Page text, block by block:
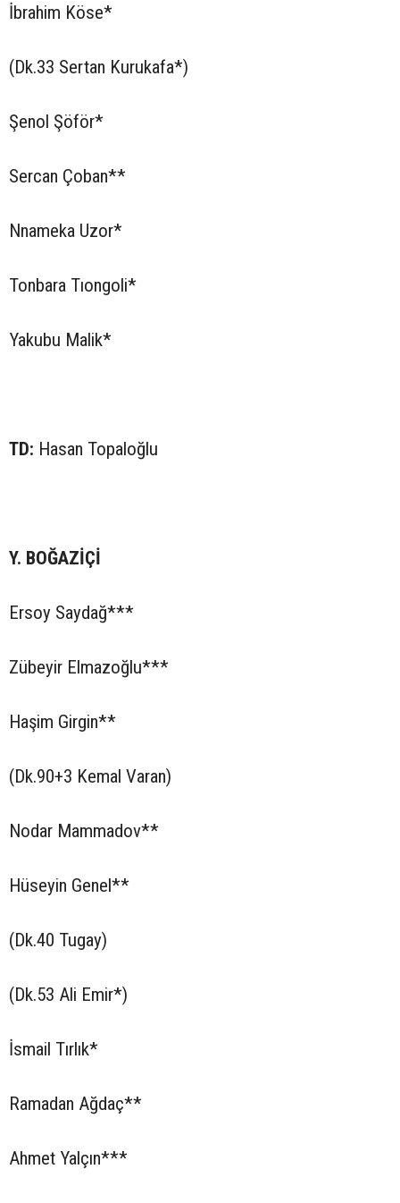
İbrahim Köse*
(Dk.33 Sertan Kurukafa*)
Şenol Şöför*
Sercan Çoban**
Nnameka Uzor*
Tonbara Tıongoli*
Yakubu Malik*
TD: Hasan Topaloğlu
Y. BOĞAZİÇİ
Ersoy Saydağ***
Zübeyir Elmazoğlu***
Haşim Girgin**
(Dk.90+3 Kemal Varan)
Nodar Mammadov**
Hüseyin Genel**
(Dk.40 Tugay)
(Dk.53 Ali Emir*)
İsmail Tırlık*
Ramadan Ağdaç**
Ahmet Yalçın***